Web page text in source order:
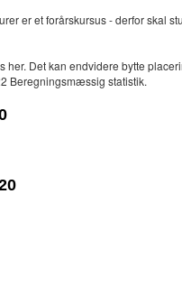
er et forårskursus - derfor skal
Det kan endvidere bytte
Beregningsmæssig statistik.